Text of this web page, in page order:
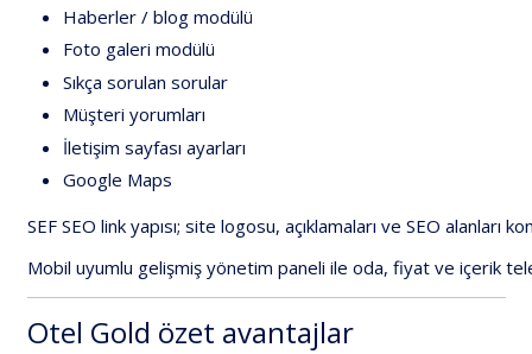
Haberler / blog modülü
Foto galeri modülü
Sıkça sorulan sorular
Müşteri yorumları
İletişim sayfası ayarları
Google Maps
SEF SEO link yapısı; site logosu, açıklamaları ve SEO alanları
Mobil uyumlu gelişmiş yönetim paneli ile oda, fiyat ve içerik
Otel Gold özet avantajlar